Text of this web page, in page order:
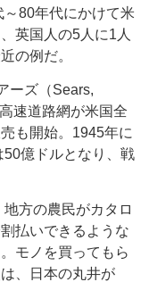
80年代にかけて米
英国人の5人に1人
の例だ。
ーズ（Sears,
速道路網が米国全
も開始。1945年に
億ドルとなり、戦
方の農民がカタロ
払いできるような
モノを買ってもら
、日本の丸井が